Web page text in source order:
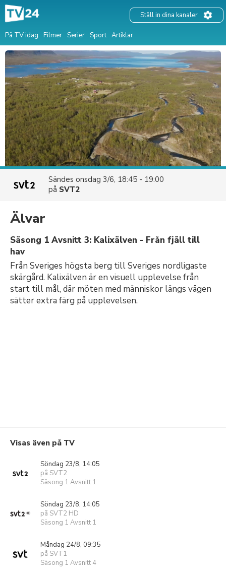
På TV idag Filmer Serier Sport Artiklar
Ställ in dina kanaler
Sändes onsdag 3/6, 18:45 - 19:00
på SVT2
Älvar
Säsong 1 Avsnitt 3: Kalixälven - Från fjäll till
hav
Från Sveriges högsta berg till Sveriges nordligaste
skärgård. Kalixälven är en visuell upplevelse från
start till mål, där möten med människor längs vägen
sätter extra färg på upplevelsen.
Visas även på TV
Söndag 23/8, 14:05
på SVT2
Säsong 1 Avsnitt 1
Söndag 23/8, 14:05
på SVT2 HD
Säsong 1 Avsnitt 1
Måndag 24/8, 09:35
på SVT1
Säsong 1 Avsnitt 4